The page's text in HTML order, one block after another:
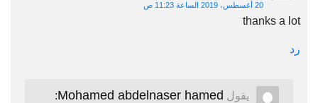
20 أغسطس، 2019 الساعة 11:23 ص
thanks a lot
رد
يقول Mohamed abdelnaser hamed
: